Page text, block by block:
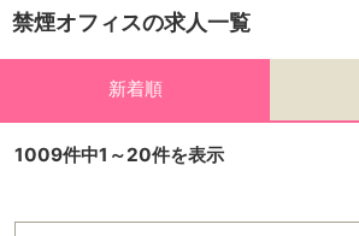
禁煙オフィスの求人一覧
新着順
1009件中1～20件を表示